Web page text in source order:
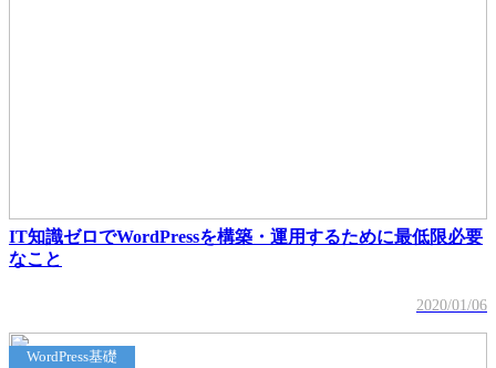
IT知識ゼロでWordPressを構築・運用するために最低限必要
なこと
2020/01/06
WordPress基礎